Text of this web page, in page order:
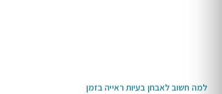
למה חשוב לאבחן בעיות ראייה בזמן